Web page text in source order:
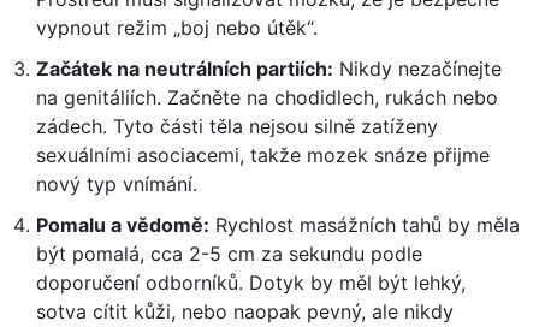
vypnout režim „boj nebo útěk“.
Začátek na neutrálních partiích: Nikdy nezačínejte
na genitáliích. Začněte na chodidlech, rukách nebo
zádech. Tyto části těla nejsou silně zatíženy
sexuálními asociacemi, takže mozek snáze přijme
nový typ vnímání.
Pomalu a vědomě: Rychlost masážních tahů by měla
být pomalá, cca 2-5 cm za sekundu podle
doporučení odborníků. Dotyk by měl být lehký,
sotva cítit kůži, nebo naopak pevný, ale nikdy